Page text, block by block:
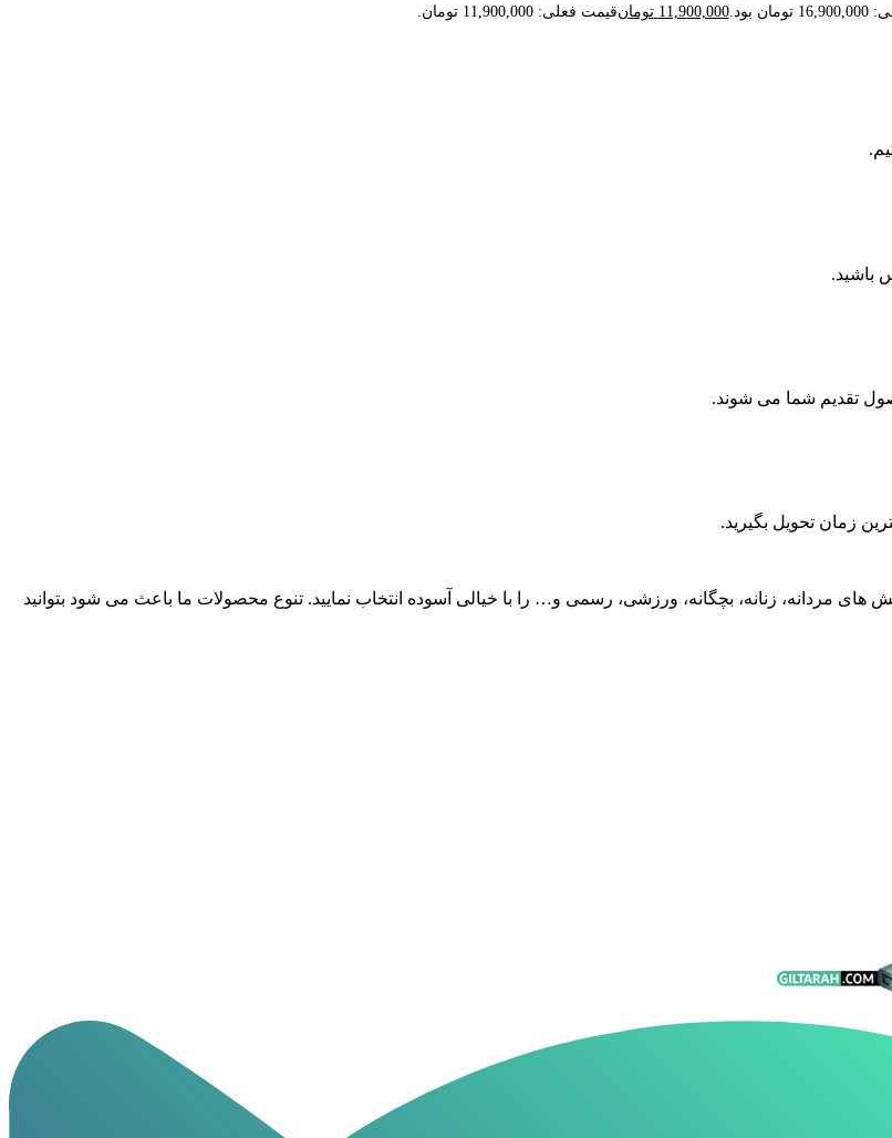
بود. 11,900,000 تومانقیمت فعلی: 11,900,000 تومان.
تقدیم شما می شوند.
زمان تحویل بگیرید.
های مردانه، زنانه، بچگانه، ورزشی، رسمی و… را با خیالی آسوده انتخاب نمایید. تنوع محصولات ما باعث می شود بتوانید